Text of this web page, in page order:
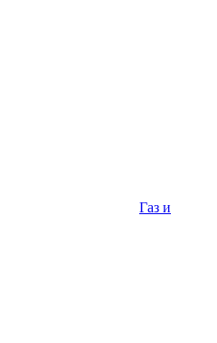
Газ и